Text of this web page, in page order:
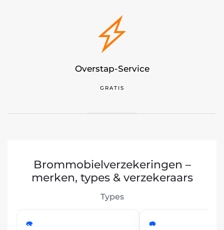
Persoonlijk-Contact
GEEN-WACHTRIJ
Brommobielverzekeringen –
merken, types & verzekeraars
Types